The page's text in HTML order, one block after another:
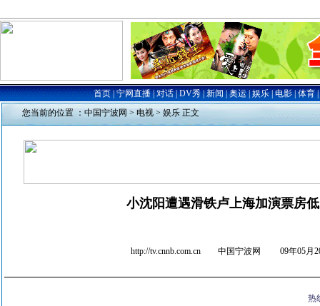
您当前的位置 ： 中国宁波网 > 电视 > 娱乐 正文
小沈阳遭遇滑铁卢上海加演票房
http://tv.cnnb.com.cn 中国宁波网 09年05月
热